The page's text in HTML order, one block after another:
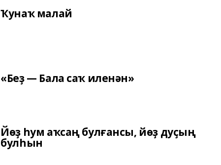
Ҡунаҡ малай
«Беҙ — Бала саҡ иленән»
Йөҙ һум аҡсаң булғансы, йөҙ дуҫың
булһын